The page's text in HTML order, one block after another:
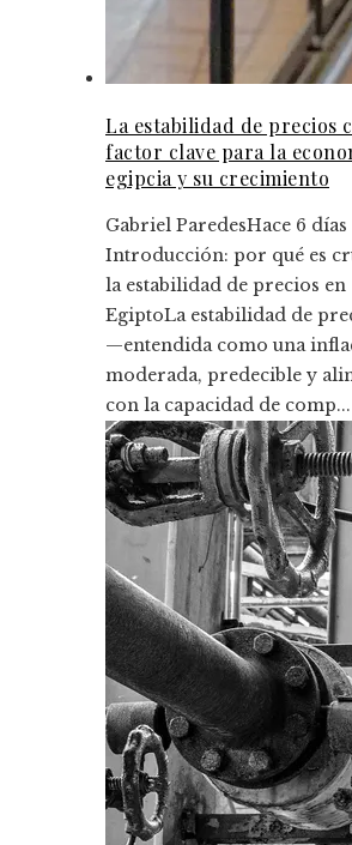
La estabilidad de precios
factor clave para la
egipcia y su crecimiento
Gabriel ParedesHace 6 días
Introducción: por qué es
la estabilidad de precios en
EgiptoLa estabilidad de
—entendida como una
moderada, predecible y
con la capacidad de comp...